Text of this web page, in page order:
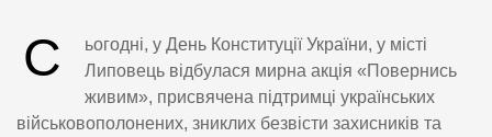
С
ьогодні, у День Конституції України, у місті
Липовець відбулася мирна акція «Повернись
живим», присвячена підтримці українських
військовополонених, зниклих безвісти захисників та